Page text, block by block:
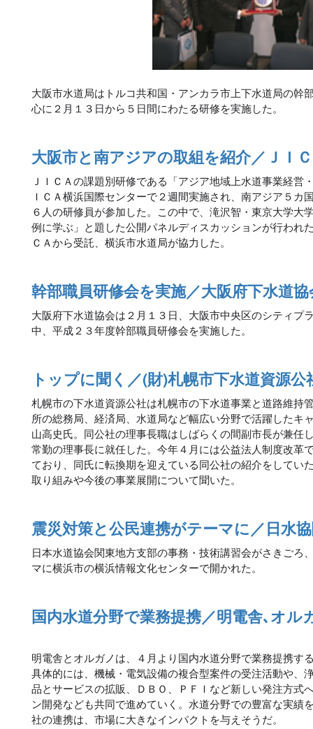
大阪市水道局はトルコ共和国・アンカラ市上下水道局の幹
心に２月１３日から５日間にわたる研修を実施した。
大阪市と南アジアの取組を紹介／ＪＩ
ＪＩＣＡの課題別研修である「アジア地域上水道事業経営
ＩＣＡ横浜国際センターで２週間実施され、南アジア５カ
６人の研修員が参加した。この中で、滝沢智・東京大学
例に学ぶ」と題した公開パネルディスカッションが行われ
ＣＡから受託、横浜市水道局が協力した。
幹部職員研修会を実施／大阪府下水道協
大阪府下水道協会は２月１３日、大阪市中央区のシティプ
中、平成２３年度幹部職員研修会を実施した。
トップに聞く／(財)札幌市下水道資源
札幌市の下水道資源公社は札幌市の下水道事業と道路維持
所の総務局、経済局、水道局など幅広い分野で活躍したキ
山高史氏。同公社の理事長職はしばらくの間副市長が兼任
常勤の理事長に就任した。今年４月には公益法人制度改革
ており、同氏に転換期を迎えている同公社の紹介をしてい
取り組みや今後の事業展開について聞いた。
震災対策と公民連携がテーマに／日水
日本水道協会関東地方支部の事務・技術講習会がさきごろ
マに横浜市の横浜情報文化センターで開かれた。
国内水道分野で業務提携／明電舎､オル
明電舎とオルガノは、４月より国内水道分野で業務提携す
具体的には、機械・電気設備の複合型案件の受注活動や、
品とサービスの拡販、ＤＢＯ、ＰＦＩなど新しい発注方式
ン開発なども共同で進めていく。水道分野での豊富な実績
社の連携は、市場に大きなインパクトを与えそうだ。